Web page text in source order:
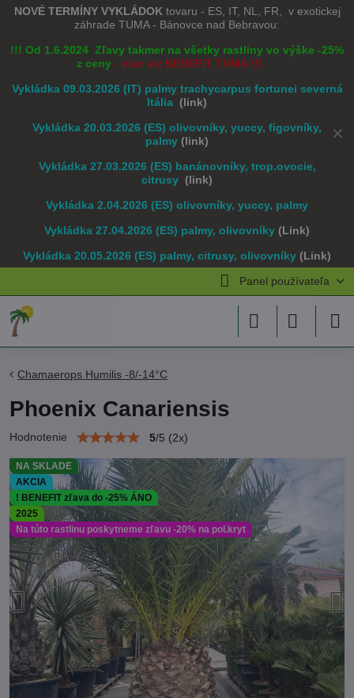
✕
NOVÉ TERMÍNY VYKLÁDOK tovaru - ES, IT, NL, FR, v exotickej
záhrade TUMA - Bánovce nad Bebravou:
!!! Od 1.6.2024 Zľavy takmer na všetky rastliny vo výške -25%
z ceny - viac viz BENEFIT TUMA !!!
Vykládka 09.03.2026 (IT) palmy trachycarpus fortunei severná
Itália (link)
Vykládka 20.03.2026 (ES) olivovníky, yuccy, figovníky,
palmy (link)
Vykládka 27.03.2026 (ES) banánovníky, trop.ovocie,
citrusy (link)
Vykládka 2.04.2026 (ES) olivovníky, yuccy, palmy
Vykládka 27.04.2026 (ES) palmy, olivovníky (Link)
Vykládka 20.05.2026 (ES) palmy, citrusy, olivovníky (Link)
Panel používateľa
NA SKLADE
AKCIA
! BENEFIT zľava do -25% ÁNO
2025
Na túto rastlinu poskytneme zľavu -20% na pol.kryt
Chamaerops Humilis -8/-14°C
Phoenix Canariensis
Hodnotenie 5/5 (2x)